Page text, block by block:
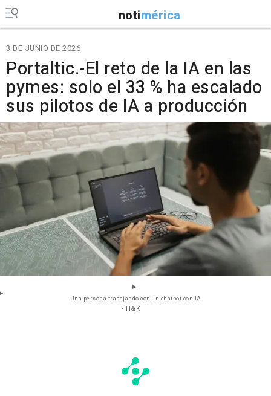
notimérica
3 DE JUNIO DE 2026
Portaltic.-El reto de la IA en las
pymes: solo el 33 % ha escalado
sus pilotos de IA a producción
Una persona trabajando con un chatbot con IA
- H&K